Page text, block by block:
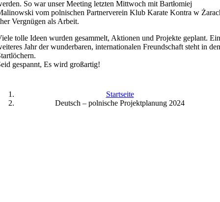
So war unser Meeting letzten Mittwoch mit Bartłomiej
vom polnischen Partnerverein Klub Karate Kontra w
Vergnügen als Arbeit.
tolle Ideen wurden gesammelt, Aktionen und Projekte geplant. Ein
Jahr der wunderbaren, internationalen Freundschaft steht in den
gespannt, Es wird großartig!
Startseite
Deutsch – polnische Projektplanung 2024